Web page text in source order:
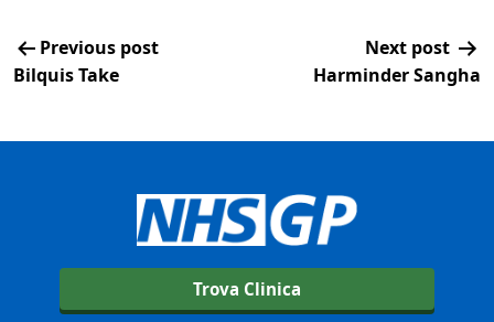
Previous post
Bilquis Take
Next post
Harminder Sangha
Trova Clinica